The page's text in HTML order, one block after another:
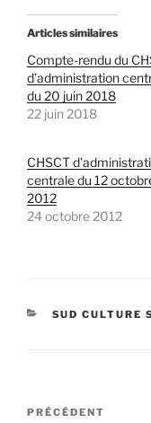
Articles similaires
Compte-rendu du
d’administration
du 20 juin 2018
22 juin 2018
CHSCT
centrale du 12
2012
24 octobre 2012
CATÉGORIES
SUD CULTURE
Navigation
Article
PRÉCÉDENT